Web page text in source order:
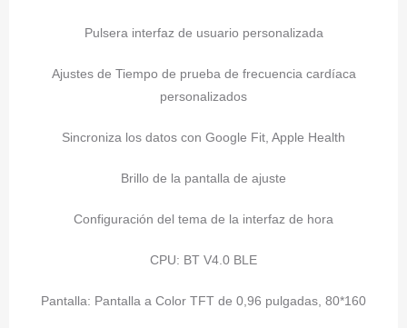
Pulsera interfaz de usuario personalizada
Ajustes de Tiempo de prueba de frecuencia cardíaca
personalizados
Sincroniza los datos con Google Fit, Apple Health
Brillo de la pantalla de ajuste
Configuración del tema de la interfaz de hora
CPU: BT V4.0 BLE
Pantalla: Pantalla a Color TFT de 0,96 pulgadas, 80*160